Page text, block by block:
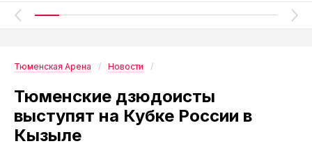
Тюменская Арена Новости
Тюменские дзюдоисты
выступят на Кубке России в
Кызыле